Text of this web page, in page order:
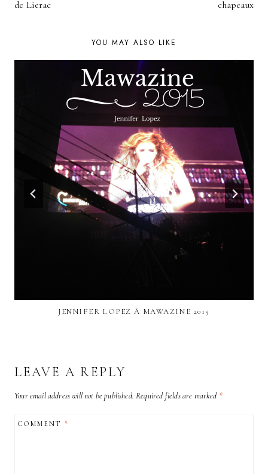
de Lierac chapeaux
YOU MAY ALSO LIKE
JENNIFER LOPEZ À MAWAZINE 2015
LEAVE A REPLY
Your email address will not be published. Required fields are marked *
COMMENT*